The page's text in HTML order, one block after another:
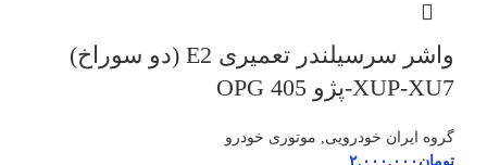
واشر سرسیلندر تعمیری E2 (دو سوراخ)
XUP-XU7-پژو 405 OPG
گروه ایران خودرویی, موتوری خودرو
تومان ۲.۰۰۰.۰۰۰